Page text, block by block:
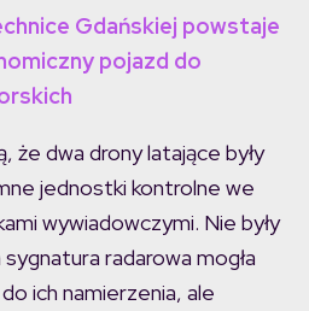
Gdańskiej powstaje
pojazd do
że dwa drony latające były
jednostki kontrolne we
wywiadowczymi. Nie były
radarowa mogła
ich namierzenia, ale